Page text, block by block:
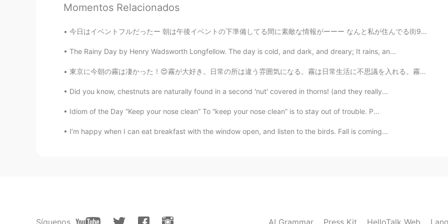
add
Rina 2020.12.28 13:27
@ケイイチ The left one is miso ramen and the two bowls are tonkotsu ramen.
EN JP
@takayuki thank you! I actually didn’t know it was his first time until he told me.
Momentos Relacionados
今日はイベントフルだったー 朝は午後イベントの下準備してる間に素敵な情報がーーー なんと私が住んでる街90歳の誕生日だったんだって😆 お祝いに缶詰🥫9本寄付したらマスク貰えるから寄付してみた💕...
The Rainy Day by Henry Wadsworth Longfellow. The day is cold, and dark, and dreary; It rains, an...
東京に今朝の霧は凄かった！😍霧が大好き。日常の所は違う雰囲気になる。霧は日常生活に不思議を入れる。霧は魔法。 考えはムーディーになったから、コーヒー☕️を飲みたくてなって来た。またファンキーで...
Did you know, chestnuts are naturally found in a second 'nut' covered in thorns! (and they really...
Idiom of the Day “Keep your nose clean” To “keep your nose clean” is to stay out of trouble. P...
I’m happy when I can eat breakfast with the window open, and listen to the birds. Fall is coming...
Síguenos AI Grammar Press Kit HelloTalk Web